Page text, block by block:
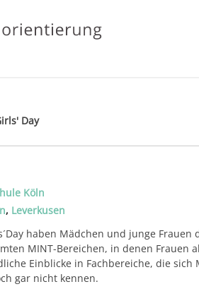
Day
Köln
, Leverkusen
haben Mädchen und junge
MINT-Bereichen, in denen
Einblicke in Fachbereiche, die
gar nicht kennen.